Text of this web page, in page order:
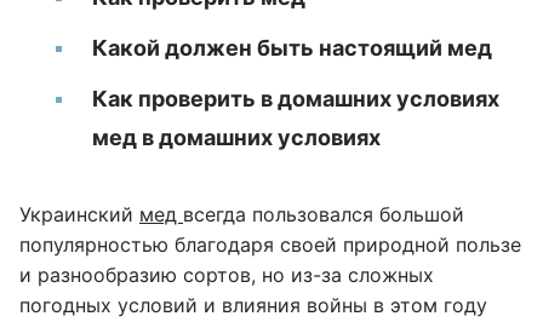
Какой должен быть настоящий мед
Как проверить в домашних условиях
мед в домашних условиях
Украинский мед всегда пользовался большой
популярностью благодаря своей природной пользе
и разнообразию сортов, но из-за сложных
погодных условий и влияния войны в этом году